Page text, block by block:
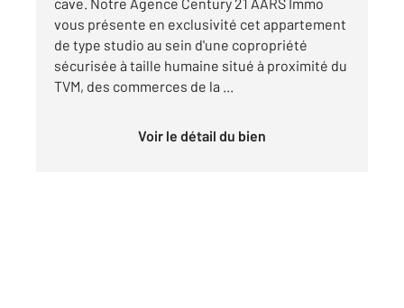
vous présente en exclusivité cet appartement
de type studio au sein d'une copropriété
sécurisée à taille humaine situé à proximité du
TVM, des commerces de la ...
Voir le détail du bien